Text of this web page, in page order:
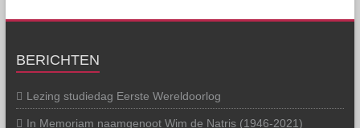
BERICHTEN
Lezing studiedag Eerste Wereldoorlog
In Memoriam naamgenoot Wim de Natris (1946-2021)